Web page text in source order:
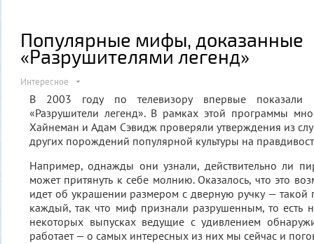
Популярные мифы, доказанные
«Разрушителями легенд»
Интересное
В 2003 году по телевизору впервые показали
«Разрушители легенд». В рамках этой программы
Хайнеман и Адам Сэвидж проверяли утверждения из
других порождений популярной культуры на
Например, однажды они узнали, действительно ли
может притянуть к себе молнию. Оказалось, что это
идет об украшении размером с дверную ручку — такой
каждый, так что миф признали разрушенным, то есть
некоторых выпусках ведущие с удивлением
работает — о самых интересных из них мы сейчас и